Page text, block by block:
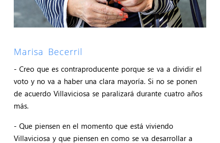
Marisa Becerril
- Creo que es contraproducente porque se va a dividir el
voto y no va a haber una clara mayoría. Si no se ponen
de acuerdo Villaviciosa se paralizará durante cuatro años
más.
- Que piensen en el momento que está viviendo
Villaviciosa y que piensen en como se va desarrollar a